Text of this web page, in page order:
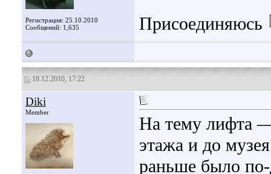
Регистрация: 25.10.2010
Сообщений: 1,635
Присоединяюсь
18.12.2010, 17:22
Diki
Member
На тему лифта
этажа и до
раньше было